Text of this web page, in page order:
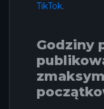
TikTok.
Godziny